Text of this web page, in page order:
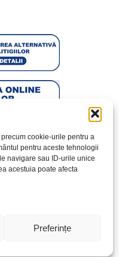
cookie-urile pentru a
pentru aceste tehnologii
navigare sau ID-urile unice
acestuia poate afecta
Preferințe